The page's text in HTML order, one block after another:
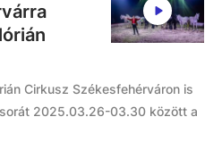
Cirkusz Székesfehérváron is
2025.03.26-03.30 között a